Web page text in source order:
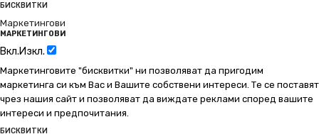
БИСКВИТКИ
Маркетингови
МАРКЕТИНГОВИ
Вкл.Изкл.
Маркетинговите "бисквитки" ни позволяват да пригодим
маркетинга си към Вас и Вашите собствени интереси. Те се поставят
чрез нашия сайт и позволяват да виждате реклами според вашите
интереси и предпочитания.
БИСКВИТКИ